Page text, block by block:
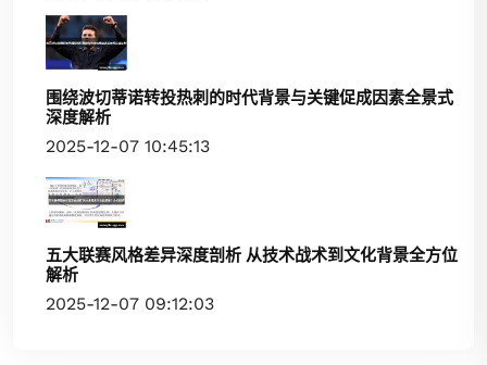
围绕波切蒂诺转投热刺的时代背景与关键促成因素全景式
深度解析
2025-12-07 10:45:13
五大联赛风格差异深度剖析 从技术战术到文化背景全方位
解析
2025-12-07 09:12:03